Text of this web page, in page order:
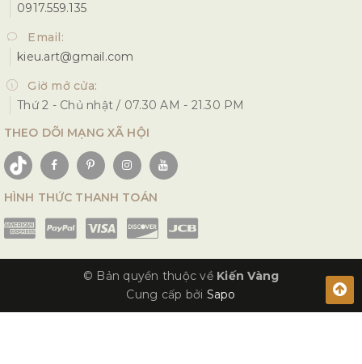
0917.559.135
Email:
kieu.art@gmail.com
Giờ mở cửa:
Thứ 2 - Chủ nhật / 07.30 AM - 21.30 PM
THEO DÕI MẠNG XÃ HỘI
HÌNH THỨC THANH TOÁN
© Bản quyền thuộc về Kiến Vàng
Cung cấp bởi Sapo